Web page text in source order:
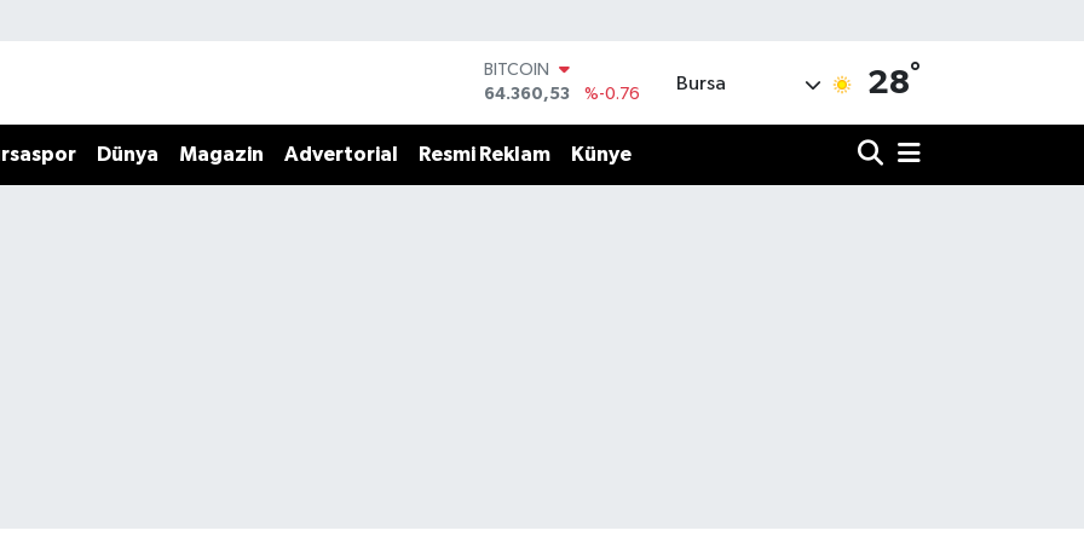
BITCOIN
64.360,53
%-0.76
47,7069
%0.17
Bursa 28°
Dünya Magazin Advertorial Resmi Reklam Künye